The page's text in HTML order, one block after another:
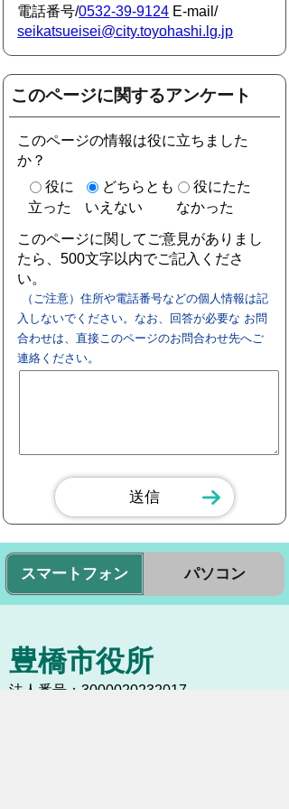
電話番号/0532-39-9124 E-mail/
seikatsueisei@city.toyohashi.lg.jp
このページに関するアンケート
このページの情報は役に立ちました
か？
役に
立った
どちらとも
いえない
役にたた
なかった
このページに関してご意見がありまし
たら、500文字以内でご記入くださ
い。
（ご注意）住所や電話番号などの個人情報は記
入しないでください。なお、回答が必要な お問
合わせは、直接このページのお問合わせ先へご
連絡ください。
スマートフォン パソコン
豊橋市役所
法人番号：3000020232017